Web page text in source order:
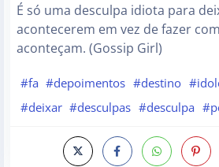
É só uma desculpa idiota para
acontecerem em vez de fazer
aconteçam. (Gossip Girl)
#fa #depoimentos #destino
#deixar #desculpas #desculpa